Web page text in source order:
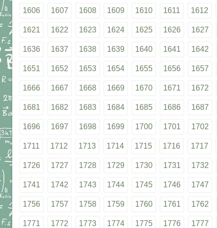
1606 1607 1608 1609 1610 1611 1612
1621 1622 1623 1624 1625 1626 1627
1636 1637 1638 1639 1640 1641 1642
1651 1652 1653 1654 1655 1656 1657
1666 1667 1668 1669 1670 1671 1672
1681 1682 1683 1684 1685 1686 1687
1696 1697 1698 1699 1700 1701 1702
1711 1712 1713 1714 1715 1716 1717
1726 1727 1728 1729 1730 1731 1732
1741 1742 1743 1744 1745 1746 1747
1756 1757 1758 1759 1760 1761 1762
1771 1772 1773 1774 1775 1776 1777